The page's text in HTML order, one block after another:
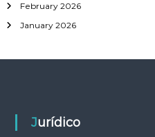
f
o
February 2026
January 2026
Jurídico